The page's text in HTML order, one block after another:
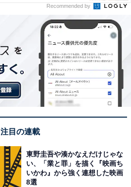
Recommended by
注目の連載
東野圭吾や湊かなえだけじゃな
い、「業と罪」を描く『映画ち
いかわ』から強く連想した映画
8選